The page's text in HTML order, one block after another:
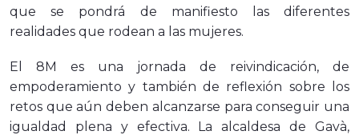
que se pondrá de manifiesto las diferentes
realidades que rodean a las mujeres.
El 8M es una jornada de reivindicación, de
empoderamiento y también de reflexión sobre los
retos que aún deben alcanzarse para conseguir una
igualdad plena y efectiva. La alcaldesa de Gavà,